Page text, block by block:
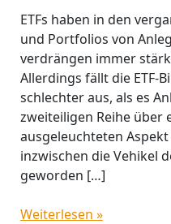
ETFs haben in den
und Portfolios von
verdrängen immer
Allerdings fällt die ETF-
schlechter aus, als es
zweiteiligen Reihe über
ausgeleuchteten Aspekt
inzwischen die Vehikel
geworden […]
Weiterlesen »